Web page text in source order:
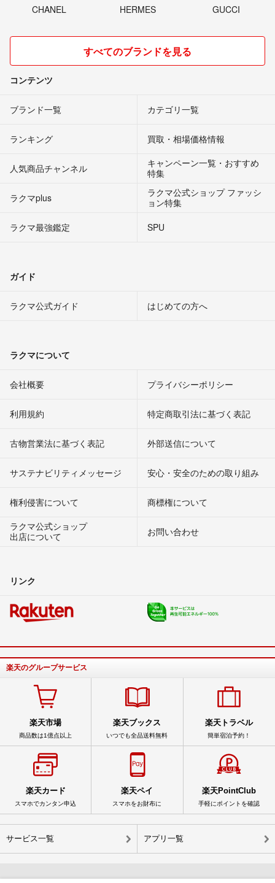
CHANEL HERMES GUCCI
すべてのブランドを見る
コンテンツ
ブランド一覧 カテゴリ一覧
ランキング 買取・相場価格情報
人気商品チャンネル
キャンペーン一覧・おすすめ
特集
ラクマplus
ラクマ公式ショップ ファッシ
ョン特集
ラクマ最強鑑定
SPU
ガイド
ラクマ公式ガイド はじめての方へ
ラクマについて
会社概要 プライバシーポリシー
利用規約 特定商取引法に基づく表記
古物営業法に基づく表記 外部送信について
サステナビリティメッセージ 安心・安全のための取り組み
権利侵害について
商標権について
ラクマ公式ショップ
出店について
お問い合わせ
リンク
楽天のグループサービス
楽天市場
商品数は1億点以上
楽天ブックス
いつでも全品送料無料
楽天トラベル
簡単宿泊予約！
楽天カード
スマホでカンタン申込
楽天ペイ
スマホをお財布に
楽天PointClub
手軽にポイントを確認
サービス一覧 アプリ一覧